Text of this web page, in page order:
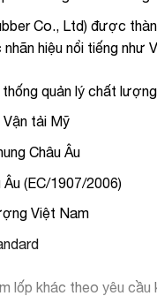
Co., Ltd) được
hiệu nổi tiếng
quản lý chất lượng
Vận tải Mỹ
Châu Âu
(EC/1907/2006)
Việt Nam
lốp khác theo yêu